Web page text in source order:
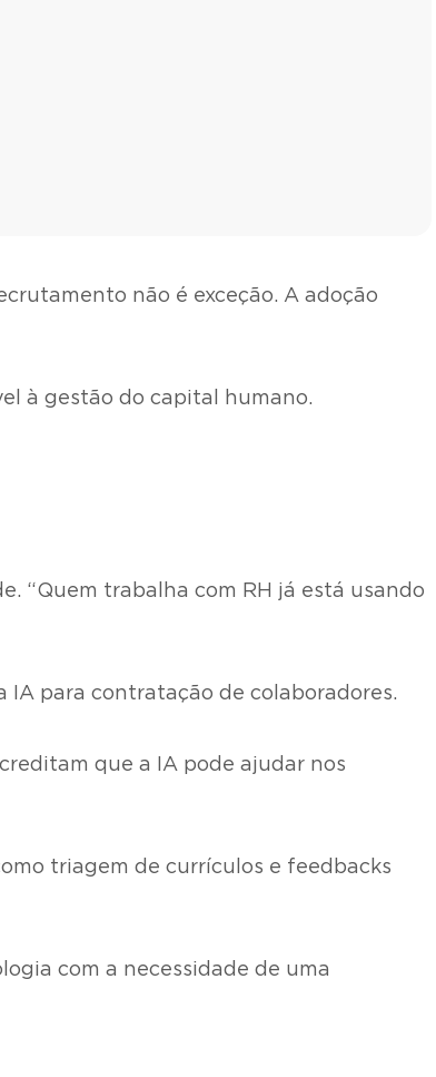
não é exceção. A adoção
à gestão do capital humano.
“Quem trabalha com RH já está usando
IA para contratação de colaboradores.
que a IA pode ajudar nos
triagem de currículos e feedbacks
com a necessidade de uma